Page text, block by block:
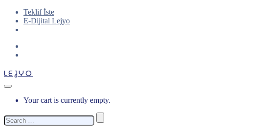
Teklif İste
E-Dijital Lejyo
LEJYO
Your cart is currently empty.
Search
for: